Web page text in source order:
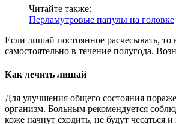
Читайте также:
Перламутровые папулы на головке
Если лишай постоянное расчесывать,
самостоятельно в течение полугода.
Как лечить лишай
Для улучшения общего состояния
организм. Больным рекомендуется
коже начнут сходить, не будут чесаться